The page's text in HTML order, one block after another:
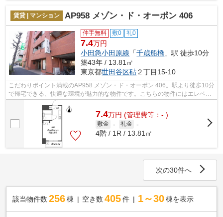
賃貸 | マンション AP958 メゾン・ド・オーポン 406
仲手無料 敷0 礼0
7.4万円
小田急小田原線 「千歳船橋 」駅 徒歩10分
築43年 / 13.81㎡
東京都世田谷区砧２丁目15-10
こだわりポイント満載のAP958 メゾン・ド・オーポン 406。駅より徒歩10分
で帰宅できる、快適な環境が魅力的な物件です。こちらの物件にはエレベー
ターがあります。こちらの物件はマン...
7.4万円 (管理費等：- )
敷金 - 礼金 -
4階 / 1R / 13.81㎡
次の30件へ
該当物件数 256棟 空き数 405 件 1～30 棟を表示